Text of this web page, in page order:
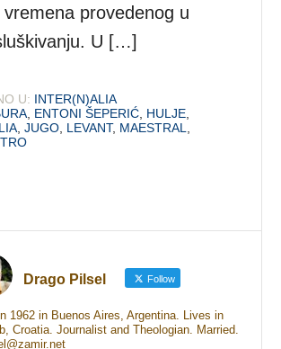
vremena provedenog u
U […]
U: INTER(N)ALIA
ENTONI ŠEPERIĆ HULJE
,JUGO LEVANT, MAESTRAL
Drago Pilsel Follow
1962 in Buenos Aires, Argentina. Lives in
Croatia. Journalist and Theologian. Married.